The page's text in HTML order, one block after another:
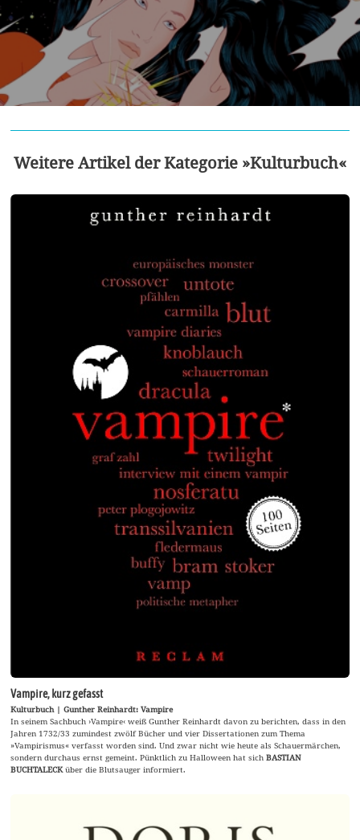
Weitere Artikel der Kategorie »Kulturbuch«
Vampire, kurz gefasst
Kulturbuch | Gunther Reinhardt: Vampire
In seinem Sachbuch ›Vampire‹ weiß Gunther Reinhardt davon zu berichten, dass in den
Jahren 1732/33 zumindest zwölf Bücher und vier Dissertationen zum Thema
»Vampirismus« verfasst worden sind. Und zwar nicht wie heute als Schauermärchen,
sondern durchaus ernst gemeint. Pünktlich zu Halloween hat sichBASTIAN
BUCHTALECKüber die Blutsauger informiert.